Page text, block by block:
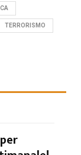
TERRORISMO